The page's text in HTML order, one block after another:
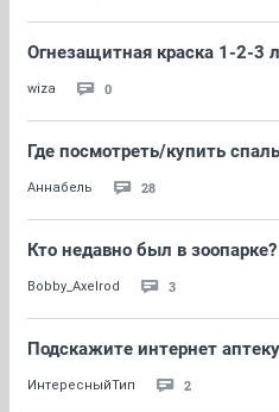
Огнезащитная краска 1-2-3
wiza 0
Где посмотреть/купить
Аннабель 28
Кто недавно был в зоопарке?
Bobby_Axelrod 3
Подскажите интернет аптеку
ИнтересныйТип 2